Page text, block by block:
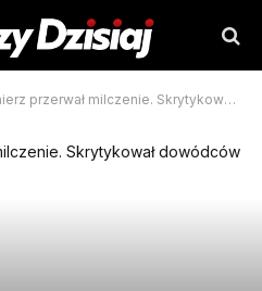
przerwał milczenie. Skrytykował dowódców